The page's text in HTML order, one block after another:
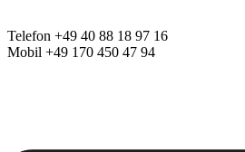
Telefon +49 40 88 18 97 16
Mobil +49 170 450 47 94